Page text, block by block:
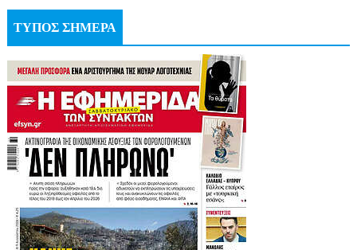
ΤΥΠΟΣ ΣΗΜΕΡΑ